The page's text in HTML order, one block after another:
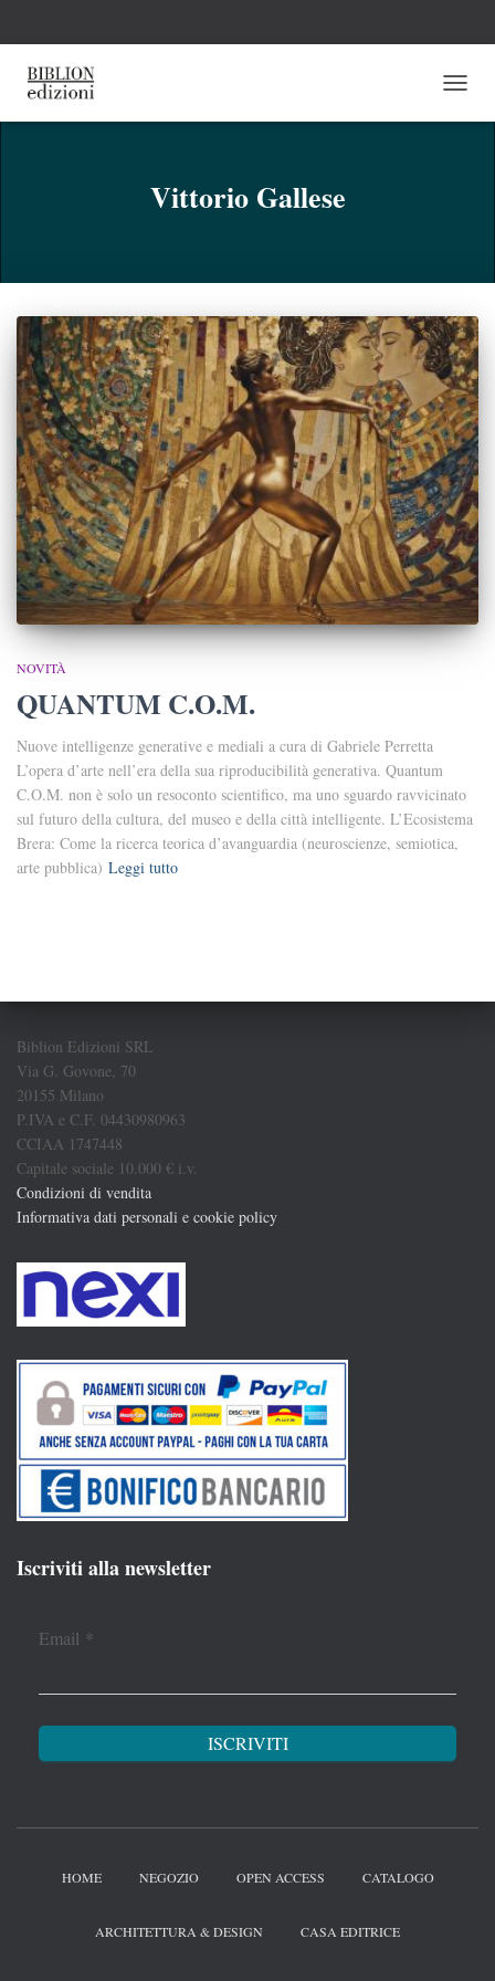
Vittorio Gallese
NOVITÀ
QUANTUM C.O.M.
Nuove intelligenze generative e mediali a cura di Gabriele Perretta
L’opera d’arte nell’era della sua riproducibilità generativa. Quantum
C.O.M. non è solo un resoconto scientifico, ma uno sguardo ravvicinato
sul futuro della cultura, del museo e della città intelligente. L’Ecosistema
Brera: Come la ricerca teorica d’avanguardia (neuroscienze, semiotica,
arte pubblica) Leggi tutto
Biblion Edizioni SRL
Via G. Govone, 70
20155 Milano
P.IVA e C.F. 04430980963
CCIAA 1747448
Capitale sociale 10.000 € i.v.
Condizioni di vendita
Informativa dati personali e cookie policy
Iscriviti alla newsletter
Email *
HOME NEGOZIO OPEN ACCESS CATALOGO
ARCHITETTURA & DESIGN CASA EDITRICE